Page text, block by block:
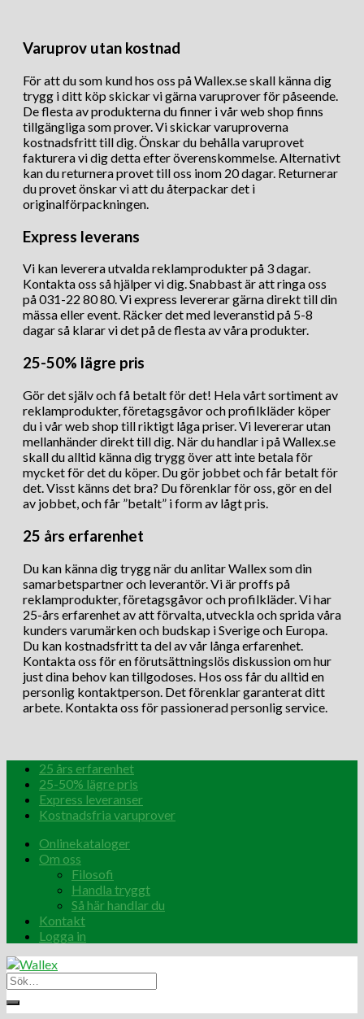
Varuprov utan kostnad
För att du som kund hos oss på Wallex.se skall känna dig
trygg i ditt köp skickar vi gärna varuprover för påseende.
De flesta av produkterna du finner i vår web shop finns
tillgängliga som prover. Vi skickar varuproverna
kostnadsfritt till dig. Önskar du behålla varuprovet
fakturera vi dig detta efter överenskommelse. Alternativt
kan du returnera provet till oss inom 20 dagar. Returnerar
du provet önskar vi att du återpackar det i
originalförpackningen.
Express leverans
Vi kan leverera utvalda reklamprodukter på 3 dagar.
Kontakta oss så hjälper vi dig. Snabbast är att ringa oss
på 031-22 80 80. Vi express levererar gärna direkt till din
mässa eller event. Räcker det med leveranstid på 5-8
dagar så klarar vi det på de flesta av våra produkter.
25-50% lägre pris
Gör det själv och få betalt för det! Hela vårt sortiment av
reklamprodukter, företagsgåvor och profilkläder köper
du i vår web shop till riktigt låga priser. Vi levererar utan
mellanhänder direkt till dig. När du handlar i på Wallex.se
skall du alltid känna dig trygg över att inte betala för
mycket för det du köper. Du gör jobbet och får betalt för
det. Visst känns det bra? Du förenklar för oss, gör en del
av jobbet, och får ”betalt” i form av lågt pris.
25 års erfarenhet
Du kan känna dig trygg när du anlitar Wallex som din
samarbetspartner och leverantör. Vi är proffs på
reklamprodukter, företagsgåvor och profilkläder. Vi har
25-års erfarenhet av att förvalta, utveckla och sprida våra
kunders varumärken och budskap i Sverige och Europa.
Du kan kostnadsfritt ta del av vår långa erfarenhet.
Kontakta oss för en förutsättningslös diskussion om hur
just dina behov kan tillgodoses. Hos oss får du alltid en
personlig kontaktperson. Det förenklar garanterat ditt
arbete. Kontakta oss för passionerad personlig service.
25 års erfarenhet
25-50% lägre pris
Express leveranser
Kostnadsfria varuprover
Onlinekataloger
Om oss
Filosofi
Handla tryggt
Så här handlar du
Kontakt
Logga in